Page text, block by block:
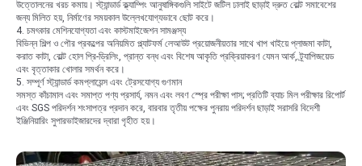
উত্তোলনের খরচ কমায়। স্ট্যান্ডার্ড ক্ল্যাম্পিং আনুষাঙ্গিকগুলি সাইটে জটিল ঢালাই ছাড়াই দ্রুত বোল্ট সমাবেশের
জন্য মিলিত হয়, নির্মাণের সময়কাল উল্লেখযোগ্যভাবে ছোট করে।
4. চমৎকার মেশিনযোগ্যতা এবং কাস্টমাইজেশন সামঞ্জস্য
বিভিন্ন শিল্প ও পৌর প্রকল্পের অনিয়মিত প্ল্যাটফর্ম লেআউট প্রয়োজনীয়তার সাথে খাপ খাইয়ে প্লাজমা কাটা,
করাত কাটা, বোল্ট হোল প্রি-ড্রিলিং, প্রান্ত বন্ধ এবং বিশেষ আকৃতি প্রক্রিয়াকরণ যেমন আর্ক, ট্র্যাপিজয়েড
এবং বৃত্তাকার খোলার সমর্থন করে।
5. সম্পূর্ণ স্ট্যান্ডার্ড কমপ্লায়েন্স এবং ট্রেসযোগ্য গুণমান
সমস্ত কাঁচামাল এবং সমাপ্ত পণ্য প্রসার্য, নমন এবং লবণ স্প্রে পরীক্ষা পাস; প্রতিটি ব্যাচ মিল পরীক্ষার রিপোর্ট
এবং SGS পরিদর্শন শংসাপত্র প্রদান করে, বারবার তৃতীয় পক্ষের পুনরায় পরিদর্শন ছাড়াই সরাসরি বিদেশী
ইঞ্জিনিয়ারিং সুপারভাইজারদের দ্বারা গৃহীত হয়।